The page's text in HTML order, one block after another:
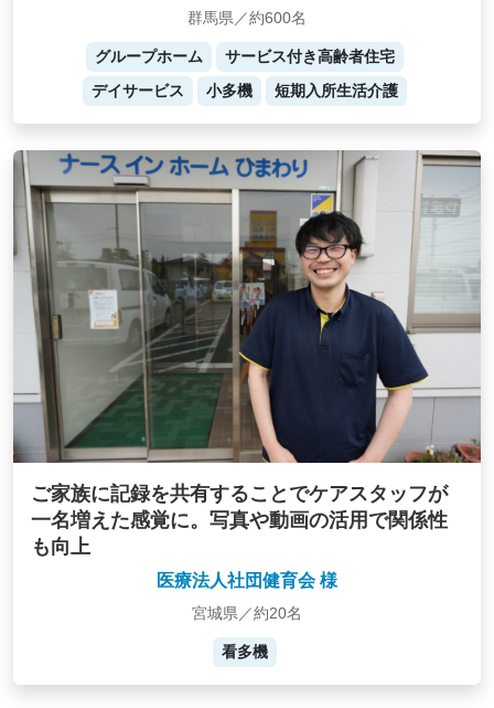
群馬県／約600名
グループホーム
サービス付き高齢者住宅
デイサービス
小多機 短期入所生活介護
ご家族に記録を共有することでケアスタッフが
一名増えた感覚に。写真や動画の活用で関係性
も向上
医療法人社団健育会 様
宮城県／約20名
看多機